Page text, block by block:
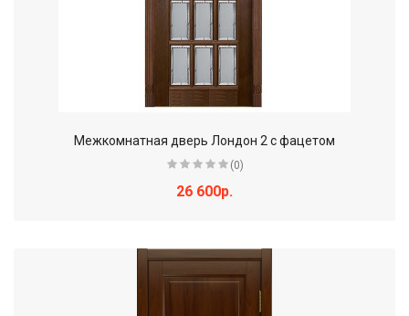
Межкомнатная дверь Лондон 2 с фацетом
(0)
26 600р.